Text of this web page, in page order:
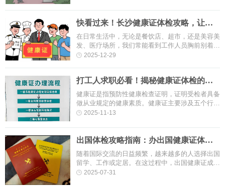
快看过来！长沙健康证体检攻略，让您
少走弯路！
在日常生活中，无论是餐饮店、超市，还是美容美
发、医疗场所，我们常能看到工作人员胸前别着一
张“健康证”。这张小小的卡片，不仅是从业者的“健
2025-12-29
打工人求职必看！揭秘健康证体检的体
检项目与注意事项
健康证是指预防性健康检查证明，证明受检者具备
做从业规定的健康素质。健康证主要涉及五个行业
六种疾病，在很大程度上保护了从业人员和服务对
2025-11-13
出国体检攻略指南：办出国健康证体检
需要带哪些资料？
随着国际交流的日益频繁，越来越多的人选择出国
留学、工作或定居。在这过程中，出国健康证成为
了一道必不可少的“通行证”。今天，我们就来聊聊
2025-07-31